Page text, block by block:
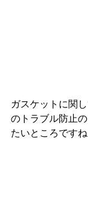
ガスケットに関
のトラブル防止
たいところですね